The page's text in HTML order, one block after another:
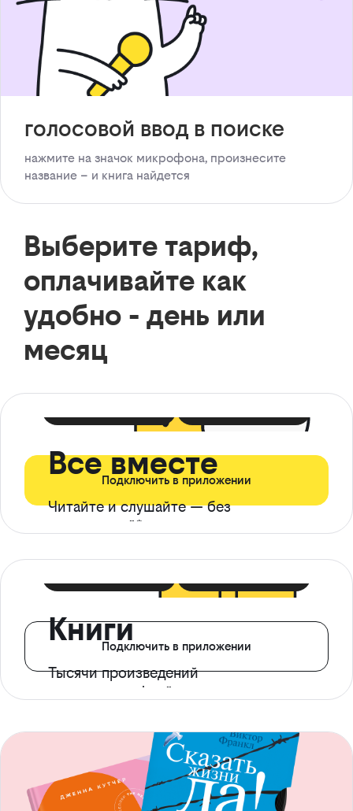
голосовой ввод в поиске
нажмите на значок микрофона, произнесите
название – и книга найдется
Выберите тариф,
оплачивайте как
удобно - день или
месяц
Все вместе
Читайте и слушайте — без
ограничений*
Подключить в приложении
Книги
Тысячи произведений
с доступом офлайн
Подключить в приложении